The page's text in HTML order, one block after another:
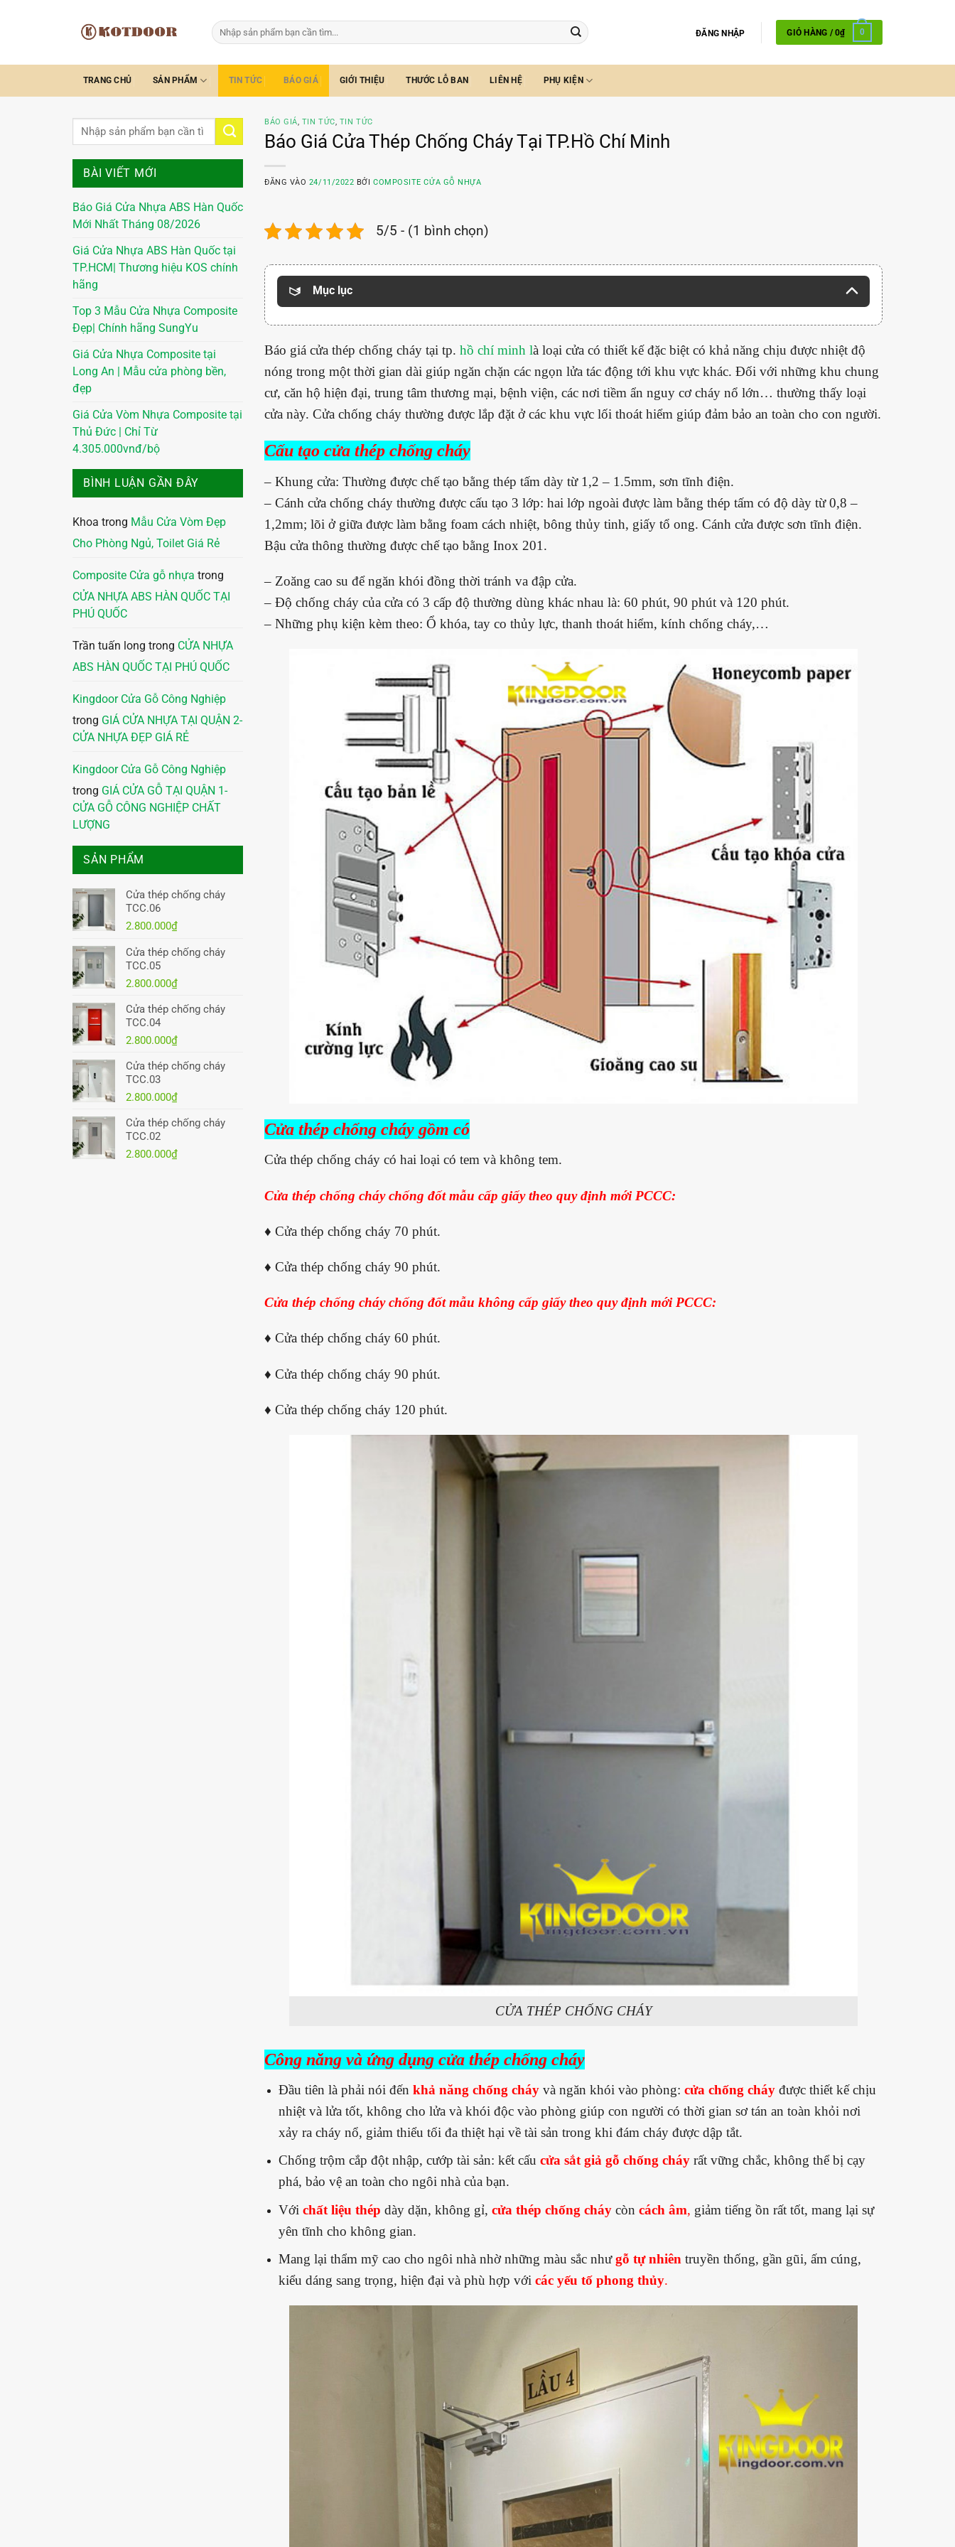
Tìm
kiếm:
ĐĂNG NHẬP GIỎ HÀNG /0₫ 0
TRANG CHỦ SẢN PHẨM TIN TỨC BÁO GIÁ GIỚI THIỆU THƯỚC LỖ BAN LIÊN HỆ PHỤ KIỆN
BÀI VIẾT MỚI
Báo Giá Cửa Nhựa ABS Hàn Quốc
Mới Nhất Tháng 08/2026
Giá Cửa Nhựa ABS Hàn Quốc tại
TP.HCM| Thương hiệu KOS chính
hãng
Top 3 Mẫu Cửa Nhựa Composite
Đẹp| Chính hãng SungYu
Giá Cửa Nhựa Composite tại
Long An | Mẫu cửa phòng bền,
đẹp
Giá Cửa Vòm Nhựa Composite tại
Thủ Đức | Chỉ Từ
4.305.000vnđ/bộ
BÌNH LUẬN GẦN ĐÂY
Khoa trong Mẫu Cửa Vòm Đẹp
Cho Phòng Ngủ, Toilet Giá Rẻ
Composite Cửa gỗ nhựa trong
CỬA NHỰA ABS HÀN QUỐC TẠI
PHÚ QUỐC
Trần tuấn long trong CỬA NHỰA
ABS HÀN QUỐC TẠI PHÚ QUỐC
Kingdoor Cửa Gỗ Công Nghiệp
trong GIÁ CỬA NHỰA TẠI QUẬN 2-
CỬA NHỰA ĐẸP GIÁ RẺ
Kingdoor Cửa Gỗ Công Nghiệp
trong GIÁ CỬA GỖ TẠI QUẬN 1-
CỬA GỖ CÔNG NGHIỆP CHẤT
LƯỢNG
SẢN PHẨM
Cửa thép chống cháy
TCC.06
2.800.000₫
Cửa thép chống cháy
TCC.05
2.800.000₫
Cửa thép chống cháy
TCC.04
2.800.000₫
Cửa thép chống cháy
TCC.03
2.800.000₫
Cửa thép chống cháy
TCC.02
2.800.000₫
BÁO GIÁ, TIN TỨC, TIN TỨC
Báo Giá Cửa Thép Chống Cháy Tại TP.Hồ Chí Minh
ĐĂNG VÀO 24/11/2022 BỞICOMPOSITE CỬA GỖ NHỰA
5/5 - (1 bình chọn)
Mục lục
Báo giá cửa thép chống cháy tại tp. hồ chí minh là loại cửa có thiết kế đặc biệt có khả năng chịu được nhiệt độ
nóng trong một thời gian dài giúp ngăn chặn các ngọn lửa tác động tới khu vực khác. Đối với những khu chung
cư, căn hộ hiện đại, trung tâm thương mại, bệnh viện, các nơi tiềm ẩn nguy cơ cháy nổ lớn… thường thấy loại
cửa này. Cửa chống cháy thường được lắp đặt ở các khu vực lối thoát hiểm giúp đảm bảo an toàn cho con người.
Cấu tạo cửa thép chống cháy
– Khung cửa: Thường được chế tạo bằng thép tấm dày từ 1,2 – 1.5mm, sơn tĩnh điện.
– Cánh cửa chống cháy thường được cấu tạo 3 lớp: hai lớp ngoài được làm bằng thép tấm có độ dày từ 0,8 –
1,2mm; lõi ở giữa được làm bằng foam cách nhiệt, bông thủy tinh, giấy tổ ong. Cánh cửa được sơn tĩnh điện.
Bậu cửa thông thường được chế tạo bằng Inox 201.
– Zoăng cao su để ngăn khói đồng thời tránh va đập cửa.
– Độ chống cháy của cửa có 3 cấp độ thường dùng khác nhau là: 60 phút, 90 phút và 120 phút.
– Những phụ kiện kèm theo: Ổ khóa, tay co thủy lực, thanh thoát hiểm, kính chống cháy,…
Cửa thép chống cháy gồm có
Cửa thép chống cháy có hai loại có tem và không tem.
Cửa thép chống cháy chống đốt mẫu cấp giấy theo quy định mới PCCC:
♦ Cửa thép chống cháy 70 phút.
♦ Cửa thép chống cháy 90 phút.
Cửa thép chống cháy chống đốt mẫu không cấp giấy theo quy định mới PCCC:
♦ Cửa thép chống cháy 60 phút.
♦ Cửa thép chống cháy 90 phút.
♦ Cửa thép chống cháy 120 phút.
CỬA THÉP CHỐNG CHÁY
Công năng và ứng dụng cửa thép chống cháy
Đầu tiên là phải nói đếnkhả năng chống cháy và ngăn khói vào phòng: cửa chống cháy được thiết kế chịu
nhiệt và lửa tốt, không cho lửa và khói độc vào phòng giúp con người có thời gian sơ tán an toàn khỏi nơi
xảy ra cháy nổ, giảm thiểu tối đa thiệt hại về tài sản trong khi đám cháy được dập tắt.
Chống trộm cắp đột nhập, cướp tài sản: kết cấucửa sắt giả gỗ chống cháy rất vững chắc, không thể bị cạy
phá, bảo vệ an toàn cho ngôi nhà của bạn.
Vớichất liệu thép dày dặn, không gỉ,cửa thép chống cháy còncách âm, giảm tiếng ồn rất tốt, mang lại sự
yên tĩnh cho không gian.
Mang lại thẩm mỹ cao cho ngôi nhà nhờ những màu sắc như gỗ tự nhiên truyền thống, gần gũi, ấm cúng,
kiểu dáng sang trọng, hiện đại và phù hợp với các yếu tố phong thủy.